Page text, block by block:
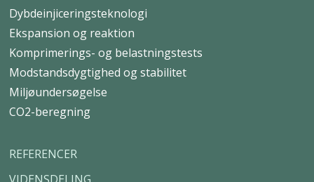
Dybdeinjiceringsteknologi
Ekspansion og reaktion
Komprimerings- og belastningstests
Modstandsdygtighed og stabilitet
Miljøundersøgelse
CO2-beregning
REFERENCER